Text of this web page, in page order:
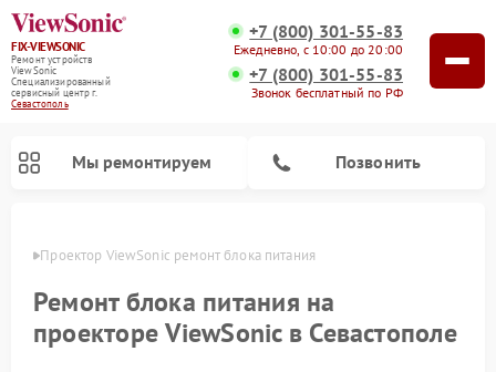
FIX-VIEWSONIC
Ремонт устройств
ViewSonic
Специализированный
cервисный центр г.
Севастополь
+7 (800) 301-55-83
Ежедневно, с 10:00 до 20:00
+7 (800) 301-55-83
Звонок бесплатный по РФ
Мы ремонтируем Позвонить
Проектор ViewSonic ремонт блока питания
Ремонт блока питания на
проекторе ViewSonic в Севастополе